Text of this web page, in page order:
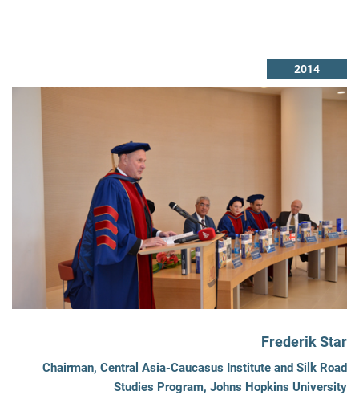
2014
Frederik Star
Chairman, Central Asia-Caucasus Institute and Silk Road
Studies Program, Johns Hopkins University